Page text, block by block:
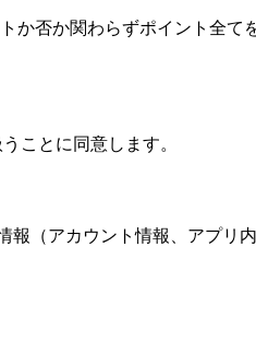
か否か関わらずポイント全て
ことに同意します。
（アカウント情報、アプリ